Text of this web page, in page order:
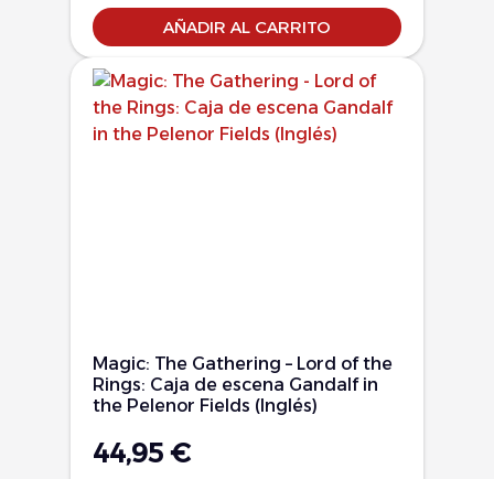
AÑADIR AL CARRITO
Magic: The Gathering – Lord of the
Rings: Caja de escena Gandalf in
the Pelenor Fields (Inglés)
44,95 €